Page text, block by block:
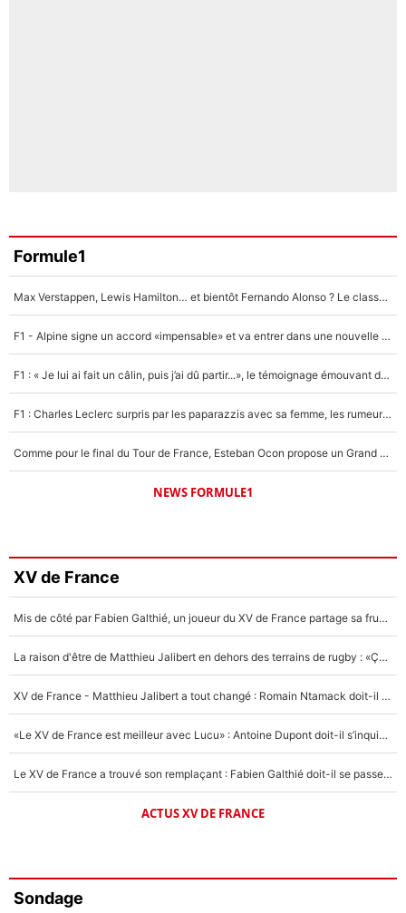
Formule1
Max Verstappen, Lewis Hamilton… et bientôt Fernando Alonso ? Le classement des pilotes les mieux payés en Formule 1 risque de changer !
F1 - Alpine signe un accord «impensable» et va entrer dans une nouvelle dimension : Grande nouvelle pour Pierre Gasly !
F1 : « Je lui ai fait un câlin, puis j’ai dû partir...», le témoignage émouvant de Max Verstappen sur sa fille
F1 : Charles Leclerc surpris par les paparazzis avec sa femme, les rumeurs étaient vraies !
Comme pour le final du Tour de France, Esteban Ocon propose un Grand Prix de Formule 1 à Paris : «Autour de l’Arc de Triomphe, ce serait génial» !
NEWS FORMULE1
XV de France
Mis de côté par Fabien Galthié, un joueur du XV de France partage sa frustration : «ils ne me l’ont pas dit tout de suite»
La raison d'être de Matthieu Jalibert en dehors des terrains de rugby : «Ça m'atteint autant que si tu touches à un membre de ma famille»
XV de France - Matthieu Jalibert a tout changé : Romain Ntamack doit-il s’inquiéter pour sa place à un an de la Coupe du monde ?
«Le XV de France est meilleur avec Lucu» : Antoine Dupont doit-il s’inquiéter pour sa place ?
Le XV de France a trouvé son remplaçant : Fabien Galthié doit-il se passer d'Antoine Dupont ?
ACTUS XV DE FRANCE
Sondage